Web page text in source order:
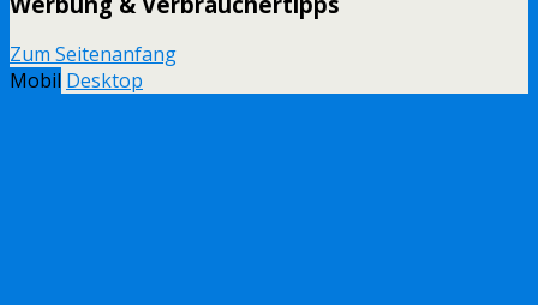
Zum Seitenanfang
Mobil Desktop